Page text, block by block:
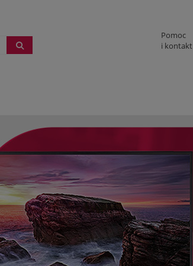
Pomoc
i kontakt